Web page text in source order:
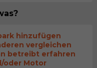
hinzufügen
vergleichen
betreibt erfahren
oder Motor